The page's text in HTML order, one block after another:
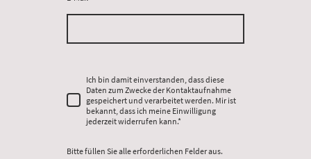
Ich bin damit einverstanden, dass diese
Daten zum Zwecke der Kontaktaufnahme
gespeichert und verarbeitet werden. Mir ist
bekannt, dass ich meine Einwilligung
jederzeit widerrufen kann.*
Bitte füllen Sie alle erforderlichen Felder aus.